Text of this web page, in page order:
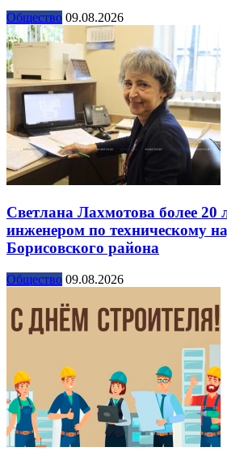
Общество 09.08.2026
Светлана Лахмотова более 20
инженером по техническому
Борисовского района
Общество 09.08.2026